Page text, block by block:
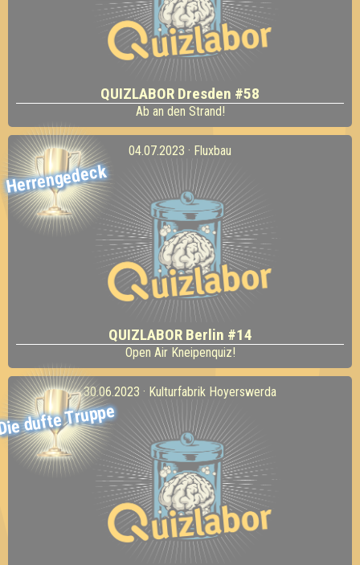
QUIZLABOR Dresden #58
Ab an den Strand!
Herrengedeck
04.07.2023 · Fluxbau
QUIZLABOR Berlin #14
Open Air Kneipenquiz!
dufte Truppe
30.06.2023 · Kulturfabrik Hoyerswerda